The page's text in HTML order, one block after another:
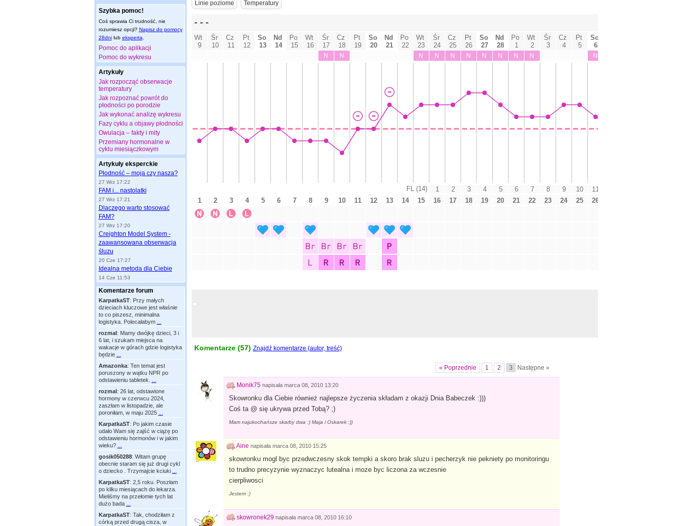
Szybka pomoc!
Coś sprawia Ci trudność, nie
rozumiesz opcji? Napisz do pomocy
28dnilub eksperta
Pomoc do aplikacji
Pomoc do wykresu
Artykuły
Jak rozpocząć obserwacje
temperatury
Jak rozpoznać powrót do
płodności po porodzie
Jak wykonać analizę wykresu
Fazy cyklu a objawy płodności
Owulacja – fakty i mity
Przemiany hormonalne w
cyklu miesiączkowym
Artykuły eksperckie
Płodność – moja czy nasza?
27 Wrz 17:22
FAM i... nastolatki
27 Wrz 17:21
Dlaczego warto stosować
FAM?
27 Wrz 17:20
Creighton Model System -
zaawansowana obserwacja
śluzu
20 Cze 17:27
Idealna metoda dla Ciebie
14 Cze 11:53
Komentarze forum
KarpatkaST: Przy małych
dzieciach kluczowe jest właśnie
to co piszesz, minimalna
logistyka. Polecałabym
rozmal: Mamy dwójkę dzieci, 3 i
6 lat, i szukam miejsca na
wakacje w górach gdzie logistyka
będzie
Amazonka: Ten temat jest
poruszony w wątku NPR po
odstawieniu tabletek.
rozmal: 26 lat, odstawione
hormony w czerwcu 2024,
zaszłam w listopadzie, ale
poroniłam, w maju 2025
KarpatkaST: Po jakim czasie
udało Wam się zajść w ciążę po
odstawieniu hormonów i w jakim
wieku?
gosik050288: Witam grupę
obecnie staram się już drugi cykl
o dziecko . Trzymajcie kciuki
KarpatkaST: 2,5 roku. Poszłam
po kilku miesiącach do lekarza.
Mieliśmy na przełomie tych lat
dużo bada
KarpatkaST: Tak, chodziłam z
córką przed drugą cisza, w
Komentarze (57) Znajdź komentarze (autor, treść)
« Poprzednie 1 2 3 Następne »
Monik75 napisała marca 08, 2010 13:20
Skowronku dla Ciebie również najlepsze życzenia składam z okazji Dnia Babeczek :)))
Coś ta @ się ukrywa przed Tobą? ;)
Mam najukochańsze skarby dwa :) Maja i Oskarek :))
Aine napisała marca 08, 2010 15:25
skowronku mogl byc przedwczesny skok tempki a skoro brak sluzu i pecherzyk nie pekniety po monitoringu
to trudno precyzynie wyznaczyc lutealna i moze byc liczona za wczesnie
cierpliwosci
Jestem :)
skowronek29 napisała marca 08, 2010 16:10